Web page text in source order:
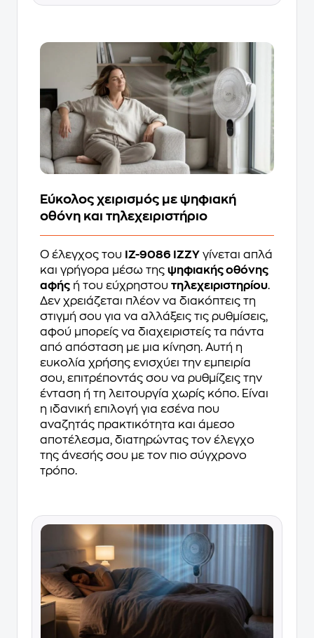
Εύκολος χειρισμός με ψηφιακή
οθόνη και τηλεχειριστήριο
Ο έλεγχος του IZ-9086 IZZY γίνεται απλά
και γρήγορα μέσω της ψηφιακής οθόνης
αφής ή του εύχρηστου τηλεχειριστηρίου.
Δεν χρειάζεται πλέον να διακόπτεις τη
στιγμή σου για να αλλάξεις τις ρυθμίσεις,
αφού μπορείς να διαχειριστείς τα πάντα
από απόσταση με μια κίνηση. Αυτή η
ευκολία χρήσης ενισχύει την εμπειρία
σου, επιτρέποντάς σου να ρυθμίζεις την
ένταση ή τη λειτουργία χωρίς κόπο. Είναι
η ιδανική επιλογή για εσένα που
αναζητάς πρακτικότητα και άμεσο
αποτέλεσμα, διατηρώντας τον έλεγχο
της άνεσής σου με τον πιο σύγχρονο
τρόπο.